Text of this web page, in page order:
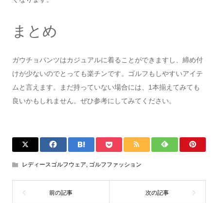
まとめ
ガウチョパンツはカジュアルに着ることができますし、締め付
けが少ないのでとっても楽チンです。ゴルフもしやすいアイテ
ムと言えます。まだ持っていない場合には、1本揃えてみても
良いかもしれません。ぜひ参考にしてみてください。
レディースゴルフウェア ゴルフファッション